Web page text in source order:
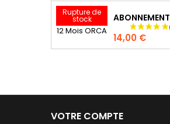
Rupture de
stock
Prix
14,00 €
VOTRE COMPTE